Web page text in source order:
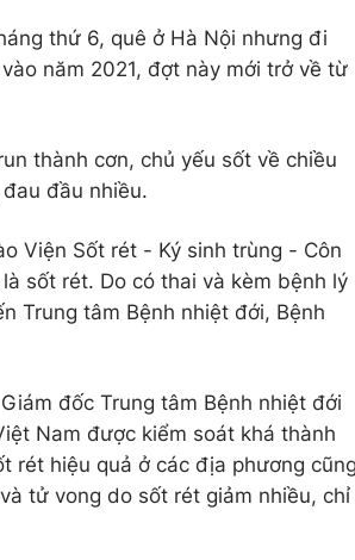
thứ 6, quê ở Hà Nội nhưng đi
năm 2021, đợt này mới trở về từ
thành cơn, chủ yếu sốt về chiều
đầu nhiều.
Viện Sốt rét - Ký sinh trùng - Côn
sốt rét. Do có thai và kèm bệnh lý
Trung tâm Bệnh nhiệt đới, Bệnh
đốc Trung tâm Bệnh nhiệt đới
Nam được kiểm soát khá thành
rét hiệu quả ở các địa phương
tử vong do sốt rét giảm nhiều, chỉ